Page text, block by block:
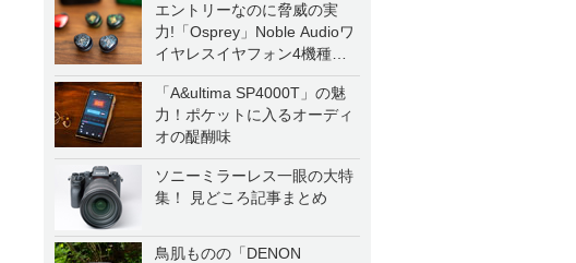
エントリーなのに脅威の実
力!「Osprey」Noble Audioワ
イヤレスイヤフォン4機種を
一気に聴く
「A&ultima SP4000T」の魅
力！ポケットに入るオーディ
オの醍醐味
ソニーミラーレス一眼の大特
集！ 見どころ記事まとめ
鳥肌ものの「DENON